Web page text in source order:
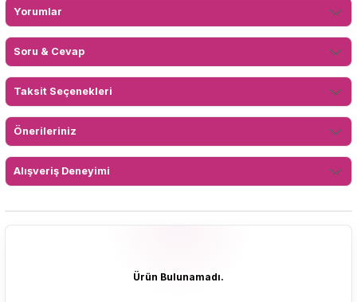
Yorumlar
Soru & Cevap
Taksit Seçenekleri
Önerileriniz
Alışveriş Deneyimi
Ürün Bulunamadı.